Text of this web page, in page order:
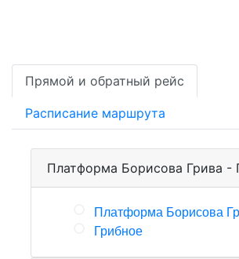
Прямой и обратный рейс
Расписание маршрута
Платформа Борисова Грива -
Платформа Борисова
Грибное